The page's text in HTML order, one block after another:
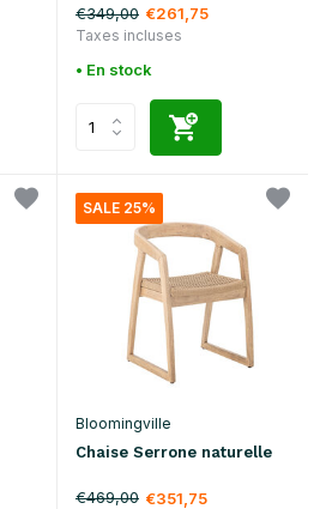
€349,00 €261,75
Taxes incluses
• En stock
SALE 25%
Bloomingville
Chaise Serrone naturelle
€469,00 €351,75